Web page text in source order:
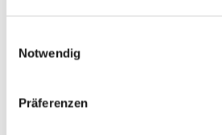
Notwendig
Präferenzen